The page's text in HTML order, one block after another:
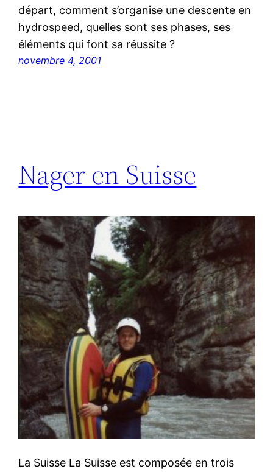
départ, comment s’organise une descente en
hydrospeed, quelles sont ses phases, ses
éléments qui font sa réussite ?
novembre 4, 2001
Nager en Suisse
La Suisse La Suisse est composée en trois